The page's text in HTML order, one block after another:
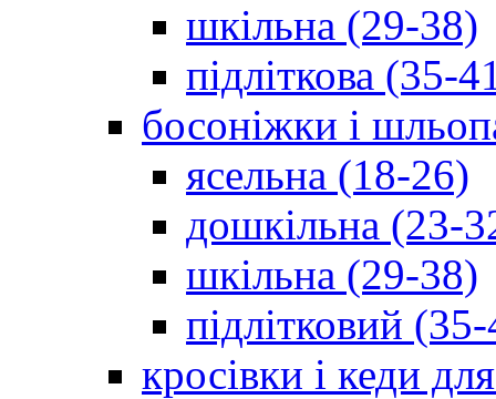
шкільна (29-38)
підліткова (35-
босоніжки і
ясельна (18-26)
дошкільна (23-
шкільна (29-38)
підлітковий
кросівки і кеди